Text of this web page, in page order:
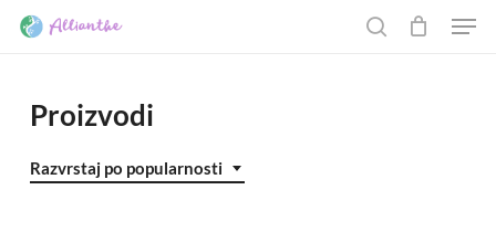
Skip
Proizvodi
Razvrstaj po popularnosti